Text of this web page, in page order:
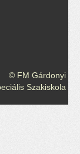
© FM Gárdonyi
Szakiskola